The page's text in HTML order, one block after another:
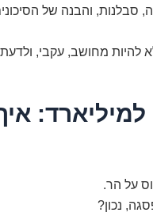
והבנה של הסיכונים
להיות מחושב, עקבי,
על הר.
נכון?